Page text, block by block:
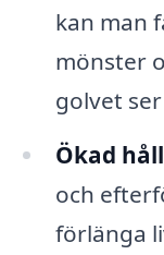
kan man
mönster
golvet
Ökad
och
förlänga